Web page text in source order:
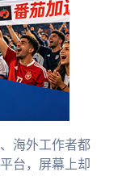
海外工作者都
台，屏幕上却